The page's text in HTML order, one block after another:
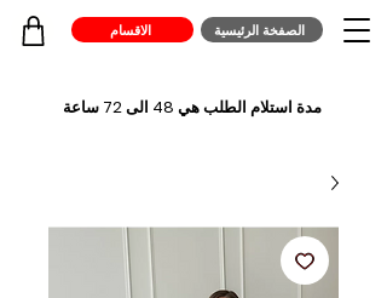
الصفخة الرئيسية الاقسام
مدة استلام الطلب هي 48 الى 72 ساعة